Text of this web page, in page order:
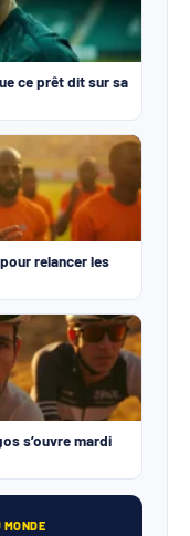
ce prêt dit sur sa
relancer les
s’ouvre mardi
MONDE